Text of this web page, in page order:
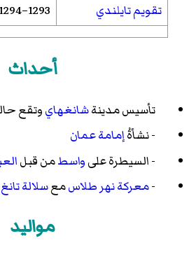
تقويم تايلندي
1293–1294
أحداث
تأسيس مدينةشانغهايوتقع
- نشأةُإمامة عمان
- السيطرة علىواسطمن قبل
-معركة نهر طلاسمعسلالة تانغ
مواليد